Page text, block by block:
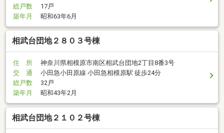
総戸数
17戸
築年月
昭和63年6月
相武台団地２８０３号棟
住 所
神奈川県相模原市南区相武台団地2丁目8番3号
交 通
小田急小田原線 小田急相模原駅 徒歩24分
総戸数
32戸
築年月
昭和43年2月
相武台団地２１０２号棟